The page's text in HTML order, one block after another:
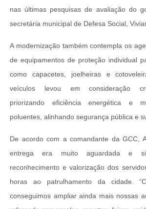
nas últimas pesquisas de avaliação do
secretária municipal de Defesa Social,
A modernização também contempla os
de equipamentos de proteção individual
como capacetes, joelheiras e
veículos levou em consideração
priorizando eficiência energética e
poluentes, alinhando segurança pública e
De acordo com a comandante da GCC,
entrega era muito aguardada e
reconhecimento e valorização dos
horas ao patrulhamento da cidade.
conseguimos ampliar ainda mais nossas